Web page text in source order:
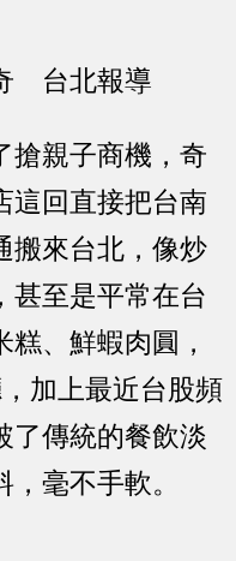
台北報導
搶親子商機，奇
這回直接把台南
搬來台北，像炒
甚至是平常在台
、鮮蝦肉圓，
加上最近台股頻
了傳統的餐飲淡
毫不手軟。